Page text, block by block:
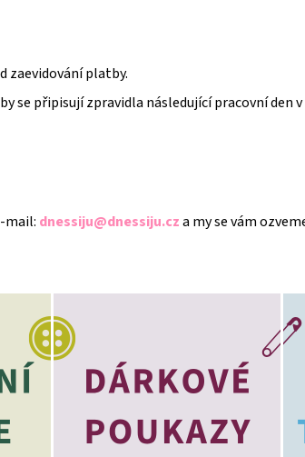
zaevidování platby.
se připisují zpravidla následující pracovní den
mail: dnessiju@dnessiju.cza my se vám